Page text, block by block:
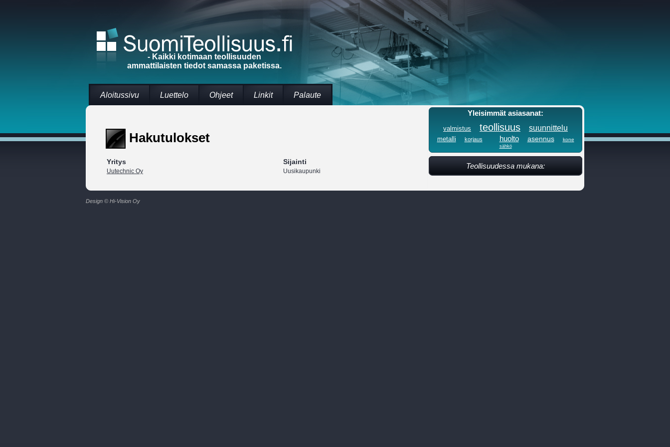
- Kaikki kotimaan teollisuuden
ammattilaisten tiedot samassa paketissa.
Aloitussivu Luettelo Ohjeet Linkit Palaute
Hakutulokset
Yritys Sijainti
Uutechnic Oy Uusikaupunki
Yleisimmät asiasanat:
valmistus teollisuus suunnittelu
metalli korjaus huolto asennus kone
sähkö
Teollisuudessa mukana:
Design © Hi-Vision Oy